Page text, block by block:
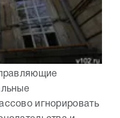
игнорировать